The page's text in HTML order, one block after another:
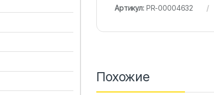
Артикул: PR-00004632
Похожие